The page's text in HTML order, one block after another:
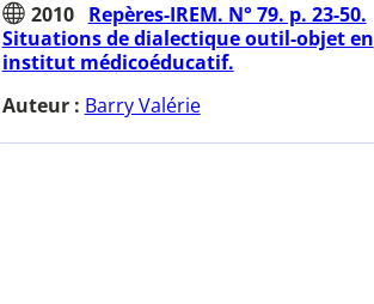
2010
Repères-IREM. N° 79. p. 23-50.
Situations de dialectique outil-objet en
institut médicoéducatif.
Auteur : Barry Valérie